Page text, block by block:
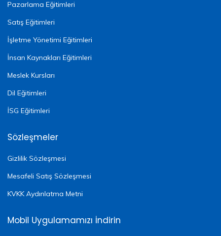
Pazarlama Eğitimleri
Satış Eğitimleri
İşletme Yönetimi Eğitimleri
İnsan Kaynakları Eğitimleri
Meslek Kursları
Dil Eğitimleri
İSG Eğitimleri
Sözleşmeler
Gizlilik Sözleşmesi
Mesafeli Satış Sözleşmesi
KVKK Aydınlatma Metni
Mobil Uygulamamızı İndirin